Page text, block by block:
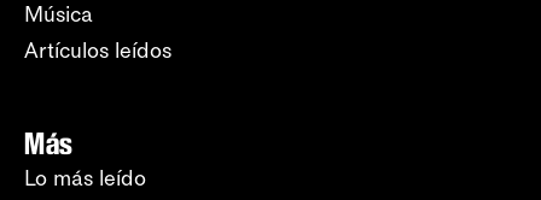
Música
Artículos leídos
Más
Lo más leído